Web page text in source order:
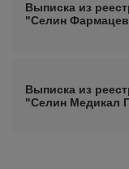
Выписка из
"Селин
Выписка из
"Селин Медикал